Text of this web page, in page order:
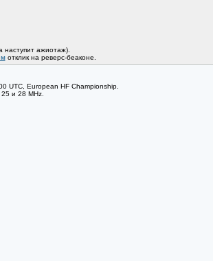
наступит ажиотаж).
отклик на реверс-беаконе.
UTC, European HF Championship.
и 28 MHz.